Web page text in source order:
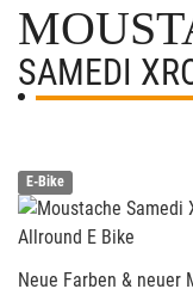
SAMEDI
E-Bike
Allround E Bike
Neue Farben & neuer